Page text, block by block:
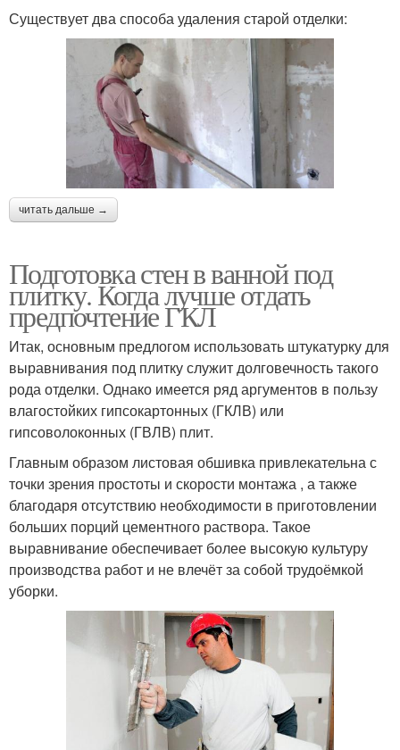
Существует два способа удаления старой отделки:
читать дальше →
Подготовка стен в ванной под
плитку. Когда лучше отдать
предпочтение ГКЛ
Итак, основным предлогом использовать штукатурку для
выравнивания под плитку служит долговечность такого
рода отделки. Однако имеется ряд аргументов в пользу
влагостойких гипсокартонных (ГКЛВ) или
гипсоволоконных (ГВЛВ) плит.
Главным образом листовая обшивка привлекательна с
точки зрения простоты и скорости монтажа , а также
благодаря отсутствию необходимости в приготовлении
больших порций цементного раствора. Такое
выравнивание обеспечивает более высокую культуру
производства работ и не влечёт за собой трудоёмкой
уборки.